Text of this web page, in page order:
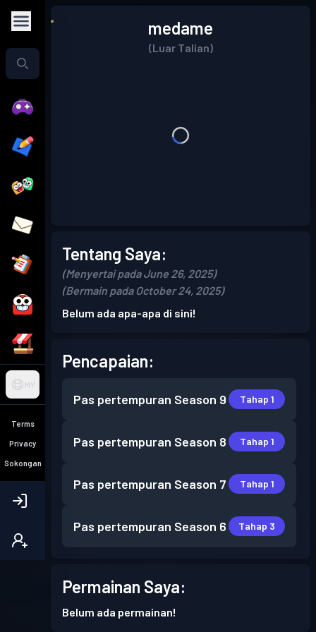
MY
Terms
Privacy
Sokongan
medame
(Luar Talian)
Tentang Saya:
(Menyertai pada June 26, 2025)
(Bermain pada October 24, 2025)
Belum ada apa-apa di sini!
Pencapaian:
Pas pertempuran Season 9 Tahap 1
Pas pertempuran Season 8 Tahap 1
Pas pertempuran Season 7 Tahap 1
Pas pertempuran Season 6 Tahap 3
Permainan Saya:
Belum ada permainan!